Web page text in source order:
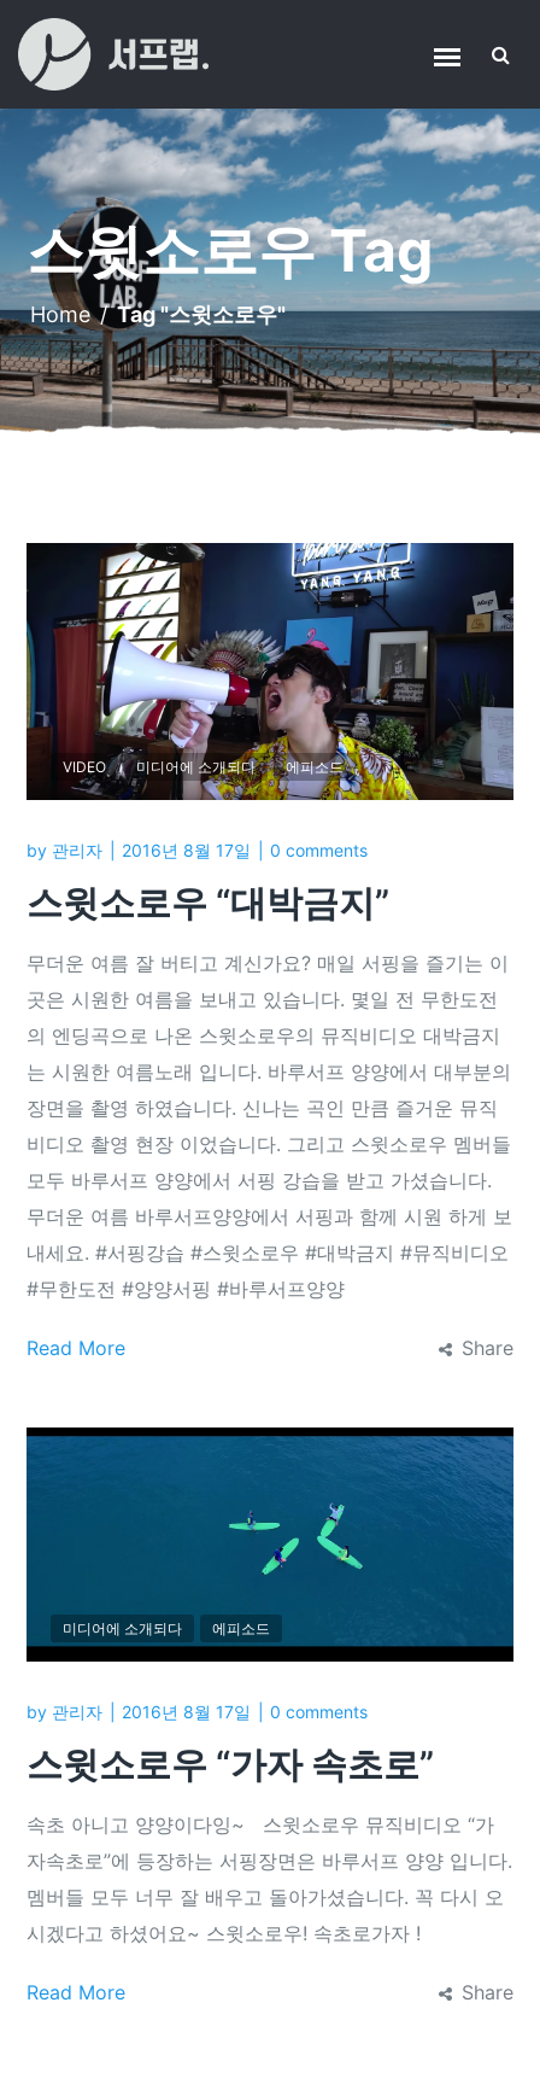
스윗소로우 Tag
Home/Tag "스윗소로우"
VIDEO 미디어에 소개되다 에피소드
by 관리자 2016년 8월 17일 0 comments
스윗소로우 “대박금지”
무더운 여름 잘 버티고 계신가요? 매일 서핑을 즐기는 이
곳은 시원한 여름을 보내고 있습니다. 몇일 전 무한도전
의 엔딩곡으로 나온 스윗소로우의 뮤직비디오 대박금지
는 시원한 여름노래 입니다. 바루서프 양양에서 대부분의
장면을 촬영 하였습니다. 신나는 곡인 만큼 즐거운 뮤직
비디오 촬영 현장 이었습니다. 그리고 스윗소로우 멤버들
모두 바루서프 양양에서 서핑 강습을 받고 가셨습니다.
무더운 여름 바루서프양양에서 서핑과 함께 시원 하게 보
내세요. ‪#‎서핑강습‬ ‪#‎스윗소로우‬ ‪#‎대박금지‬ ‪#‎뮤직비디오‬
‪#‎무한도전‬ ‪#‎양양서핑‬ ‪#‎바루서프양양‬
Read More Share
미디어에 소개되다 에피소드
by 관리자 2016년 8월 17일 0 comments
스윗소로우 “가자 속초로”
속초 아니고 양양이다잉~ 스윗소로우 뮤직비디오 “가
자속초로”에 등장하는 서핑장면은 바루서프 양양 입니다.
멤버들 모두 너무 잘 배우고 돌아가셨습니다. 꼭 다시 오
시겠다고 하셨어요~ 스윗소로우! 속초로가자 !
Read More Share